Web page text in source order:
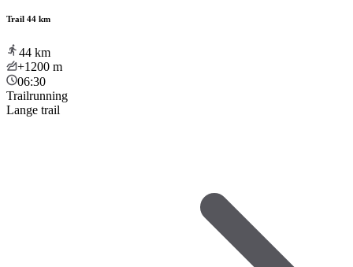
Trail 44 km
44 km
+1200 m
06:30
Trailrunning
Lange trail